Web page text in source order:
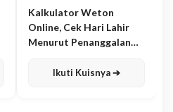
Kalkulator Weton
Online, Cek Hari Lahir
Menurut Penanggalan
Ikuti Kuisnya ➔